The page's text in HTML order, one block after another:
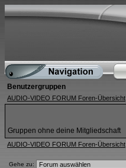
Benutzergruppen
AUDIO-VIDEO FORUM Foren-Übersicht
Gruppen ohne deine Mitgliedschaft
AUDIO-VIDEO FORUM Foren-Übersicht
Gehe zu: